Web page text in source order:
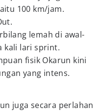
100 km/jam.
lemah di awal-
kali lari sprint.
fisik Okarun kini
yang intens.
juga secara perlahan